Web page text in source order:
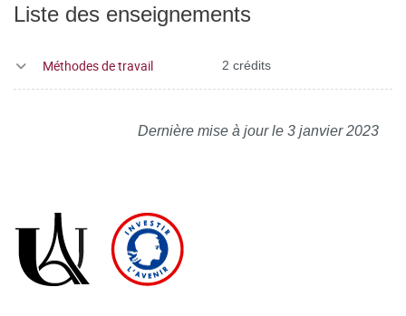
Liste des enseignements
Méthodes de travail 2 crédits
Dernière mise à jour le 3 janvier 2023